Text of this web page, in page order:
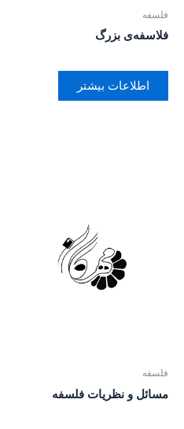
فلسفه
فلاسفه‌ی بزرگ
اطلاعات بیشتر
فلسفه
مسائل و نظریات فلسفه